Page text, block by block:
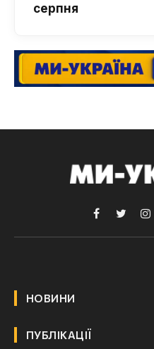
серпня
FacebookTwitter
НОВИНИ
ПУБЛІКАЦІЇ